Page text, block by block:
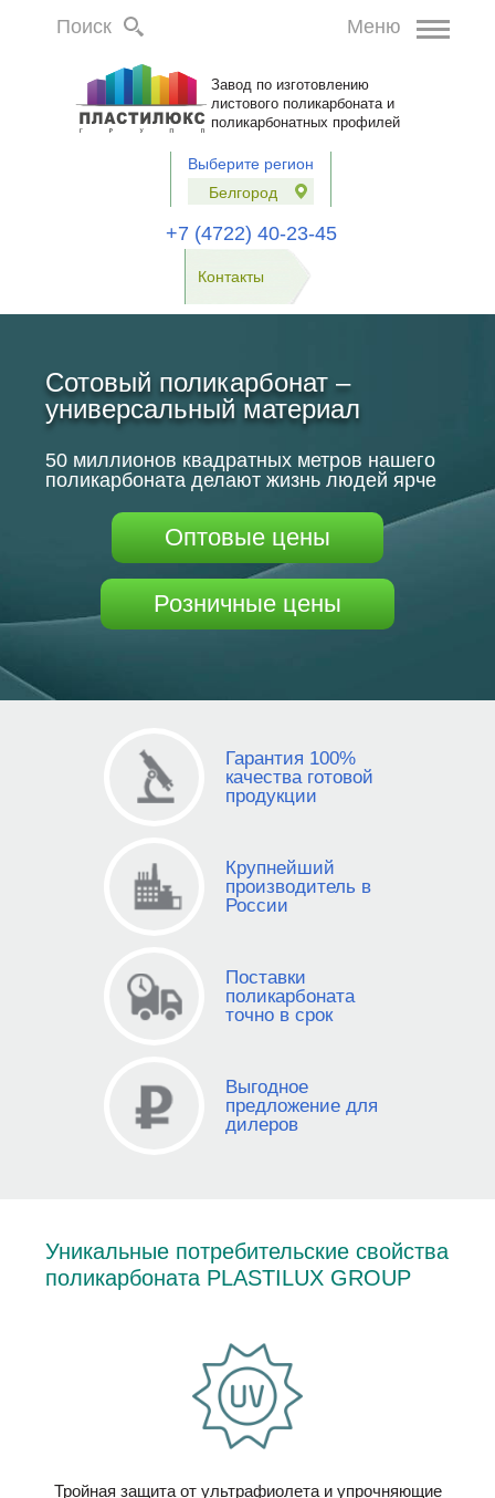
Меню
Поиск
Завод по изготовлению
листового поликарбоната и
поликарбонатных профилей
Выберите регион
Белгород
+7 (4722) 40-23-45
Контакты
Сотовый поликарбонат –
универсальный материал
50 миллионов квадратных метров нашего
поликарбоната делают жизнь людей ярче
Оптовые цены
Розничные цены
Гарантия 100%
качества готовой
продукции
Крупнейший
производитель в
России
Поставки
поликарбоната
точно в срок
Выгодное
предложение для
дилеров
Уникальные потребительские свойства
поликарбоната PLASTILUX GROUP
Тройная защита от ультрафиолета и упрочняющие